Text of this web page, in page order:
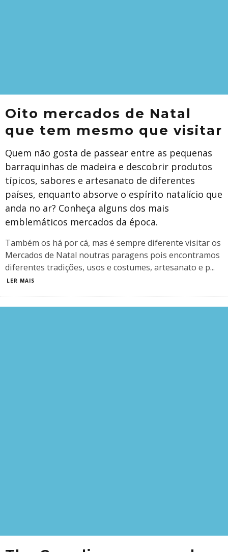
Oito mercados de Natal
que tem mesmo que visitar
Quem não gosta de passear entre as pequenas
barraquinhas de madeira e descobrir produtos
típicos, sabores e artesanato de diferentes
países, enquanto absorve o espírito natalício que
anda no ar? Conheça alguns dos mais
emblemáticos mercados da época.
Também os há por cá, mas é sempre diferente visitar os
Mercados de Natal noutras paragens pois encontramos
diferentes tradições, usos e costumes, artesanato e p...
LER MAIS